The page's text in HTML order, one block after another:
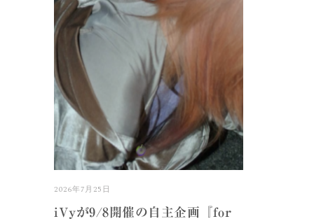
2026年7月25日
iVyが9/8開催の自主企画『for